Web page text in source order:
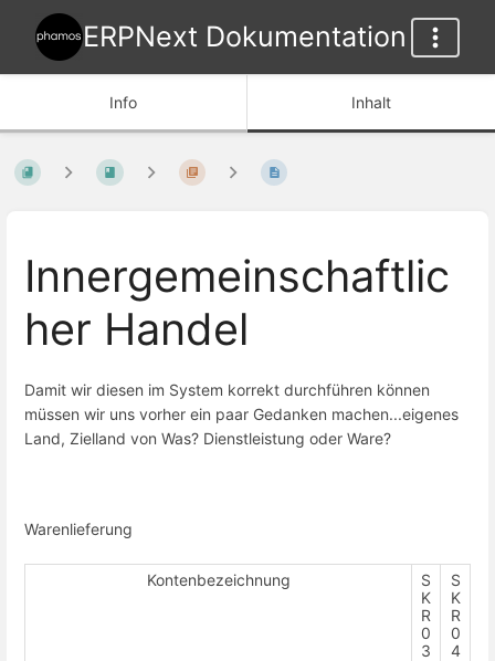
ERPNext Dokumentation
Info Inhalt
Innergemeinschaftlic
her Handel
Damit wir diesen im System korrekt durchführen können
müssen wir uns vorher ein paar Gedanken machen...eigenes
Land, Zielland von Was? Dienstleistung oder Ware?
Warenlieferung
Kontenbezeichnung
S
K
R
0
3
S
K
R
0
4